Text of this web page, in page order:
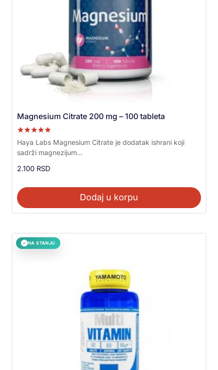
Magnesium Citrate 200 mg – 100 tableta
Ocenjeno sa
5.00
od 5
Haya Labs Magnesium Citrate je dodatak ishrani koji
sadrži magnezijum...
2.100 RSD
Dodaj u korpu
✓ NA STANJU